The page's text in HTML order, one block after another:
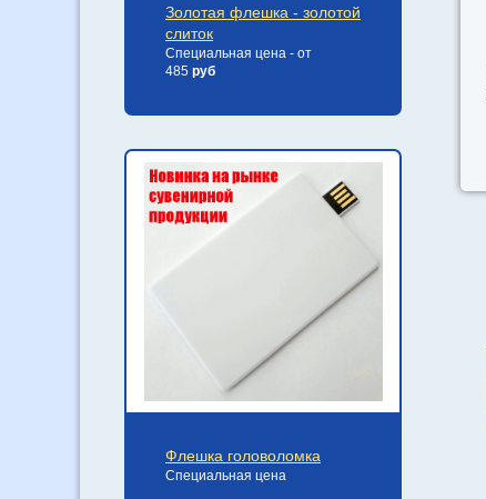
Золотая флешка - золотой
слиток
Специальная цена - от
485 руб
Флешка головоломка
Специальная цена